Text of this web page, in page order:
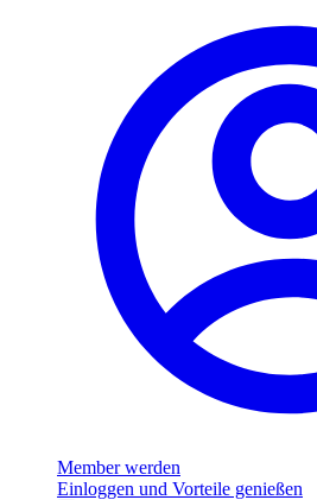
Member werden
Einloggen und Vorteile genießen